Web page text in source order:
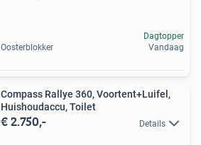
Oosterblokker
Dagtopper
Vandaag
Compass Rallye 360, Voortent+Luifel,
Huishoudaccu, Toilet
€ 2.750,- Details